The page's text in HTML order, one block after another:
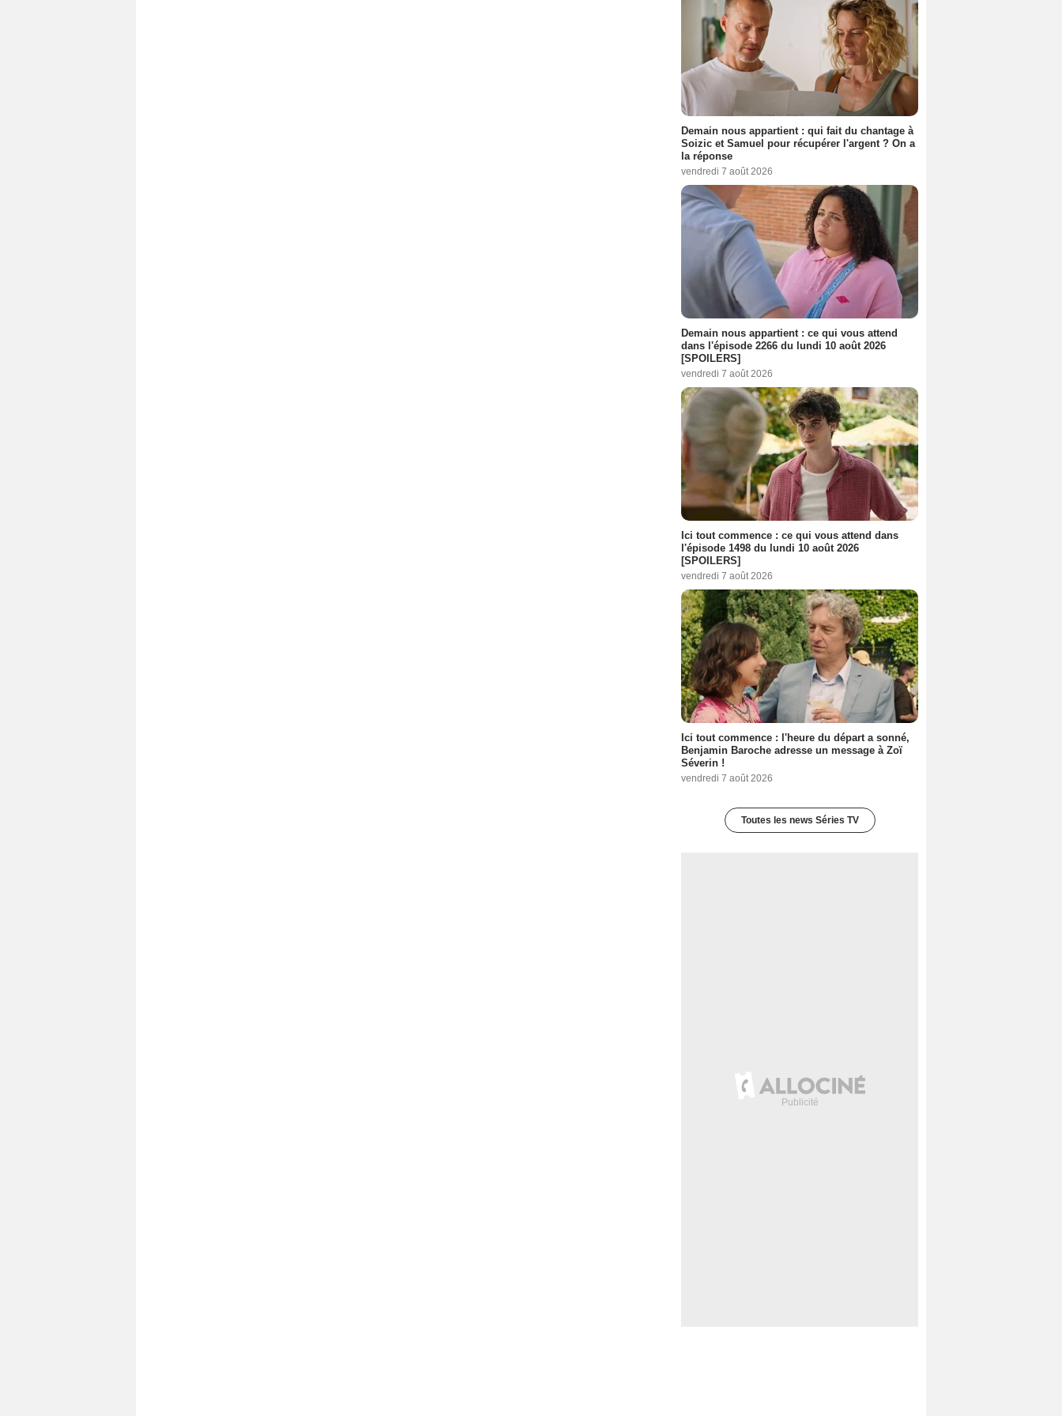
Demain nous appartient : qui fait du chantage à
Soizic et Samuel pour récupérer l'argent ? On a
la réponse
vendredi 7 août 2026
Demain nous appartient : ce qui vous attend
dans l'épisode 2266 du lundi 10 août 2026
[SPOILERS]
vendredi 7 août 2026
Ici tout commence : ce qui vous attend dans
l'épisode 1498 du lundi 10 août 2026
[SPOILERS]
vendredi 7 août 2026
Ici tout commence : l'heure du départ a sonné,
Benjamin Baroche adresse un message à Zoï
Séverin !
vendredi 7 août 2026
Toutes les news Séries TV